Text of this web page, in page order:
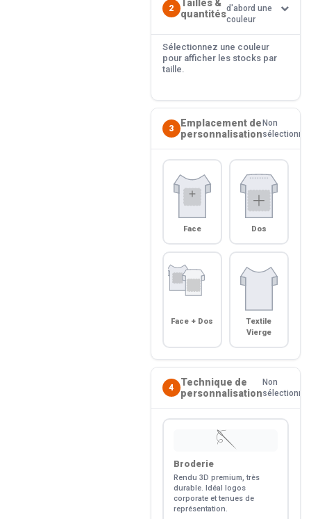
2
Tailles &
quantitésd'abord une
couleur
Sélectionnez une couleur
pour afficher les stocks par
taille.
3
Emplacement de
personnalisation
Non
sélectionné
Face Dos
Face + Dos
Textile
Vierge
4
Technique de
personnalisation
Non
sélectionné
🪡
Broderie
Rendu 3D premium, très
durable. Idéal logos
corporate et tenues de
représentation.